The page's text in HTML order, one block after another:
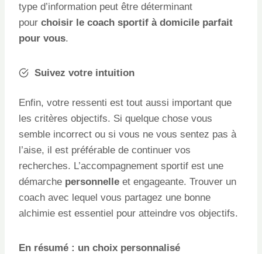
type d’information peut être déterminant
pour choisir le coach sportif à domicile parfait
pour vous.
Suivez votre intuition
Enfin, votre ressenti est tout aussi important que
les critères objectifs. Si quelque chose vous
semble incorrect ou si vous ne vous sentez pas à
l’aise, il est préférable de continuer vos
recherches. L’accompagnement sportif est une
démarche personnelle et engageante. Trouver un
coach avec lequel vous partagez une bonne
alchimie est essentiel pour atteindre vos objectifs.
En résumé : un choix personnalisé